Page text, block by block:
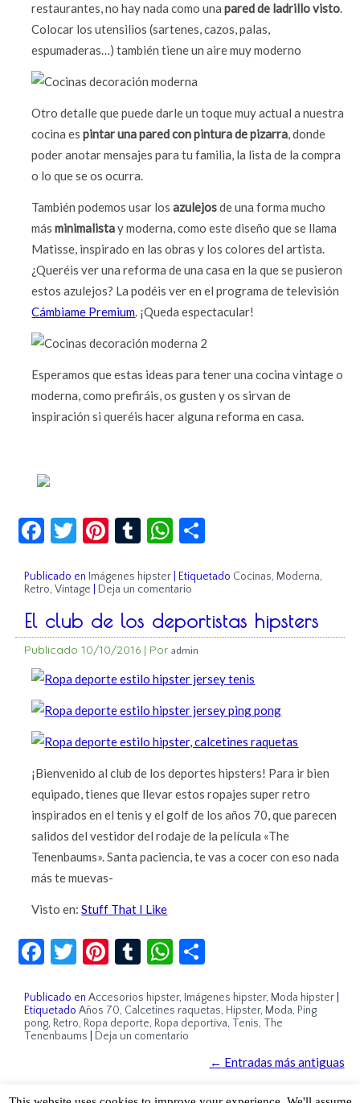
restaurantes, no hay nada como unapared de ladrillo visto.
Colocar los utensilios (sartenes, cazos, palas,
espumaderas…) también tiene un aire muy moderno
Otro detalle que puede darle un toque muy actual a nuestra
cocina espintar una pared con pintura de pizarra, donde
poder anotar mensajes para tu familia, la lista de la compra
o lo que se os ocurra.
También podemos usar losazulejosde una forma mucho
másminimalistay moderna, como este diseño que se llama
Matisse, inspirado en las obras y los colores del artista.
¿Queréis ver una reforma de una casa en la que se pusieron
estos azulejos? La podéis ver en el programa de televisión
Cámbiame Premium. ¡Queda espectacular!
Esperamos que estas ideas para tener una cocina vintage o
moderna, como prefiráis, os gusten y os sirvan de
inspiración si queréis hacer alguna reforma en casa.
Facebook
Twitter
Pinterest
TumblrWhatsApp
Publicado en Imágenes hipster Etiquetado Cocinas, Moderna,
Retro,Vintage Deja un comentario
El club de los deportistas hipsters
Publicado 10/10/2016 | Por admin
¡Bienvenido al club de los deportes hipsters! Para ir bien
equipado, tienes que llevar estos ropajes super retro
inspirados en el tenis y el golf de los años 70, que parecen
salidos del vestidor del rodaje de la película «The
Tenenbaums». Santa paciencia, te vas a cocer con eso nada
más te muevas-
Visto en:Stuff That I Like
Facebook
Twitter
Pinterest
TumblrWhatsApp
Publicado en Accesorios hipster, Imágenes hipster, Moda hipster
Etiquetado Años 70, Calcetines raquetas, Hipster, Moda, Ping
pong, Retro, Ropa deporte, Ropa deportiva, Tenis, The
Tenenbaums
Deja un comentario
← Entradas más antiguas